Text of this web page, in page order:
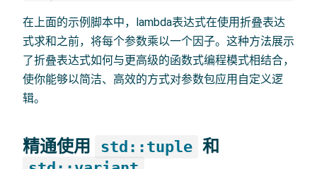
在上面的示例脚本中，lambda表达式在使用折叠表达
式求和之前，将每个参数乘以一个因子。这种方法展示
了折叠表达式如何与更高级的函数式编程模式相结合，
使你能够以简洁、高效的方式对参数包应用自定义逻
辑。
精通使用 std::tuple 和